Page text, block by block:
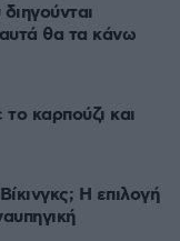
θα τα κάνω
καρπούζι και
Η επιλογή